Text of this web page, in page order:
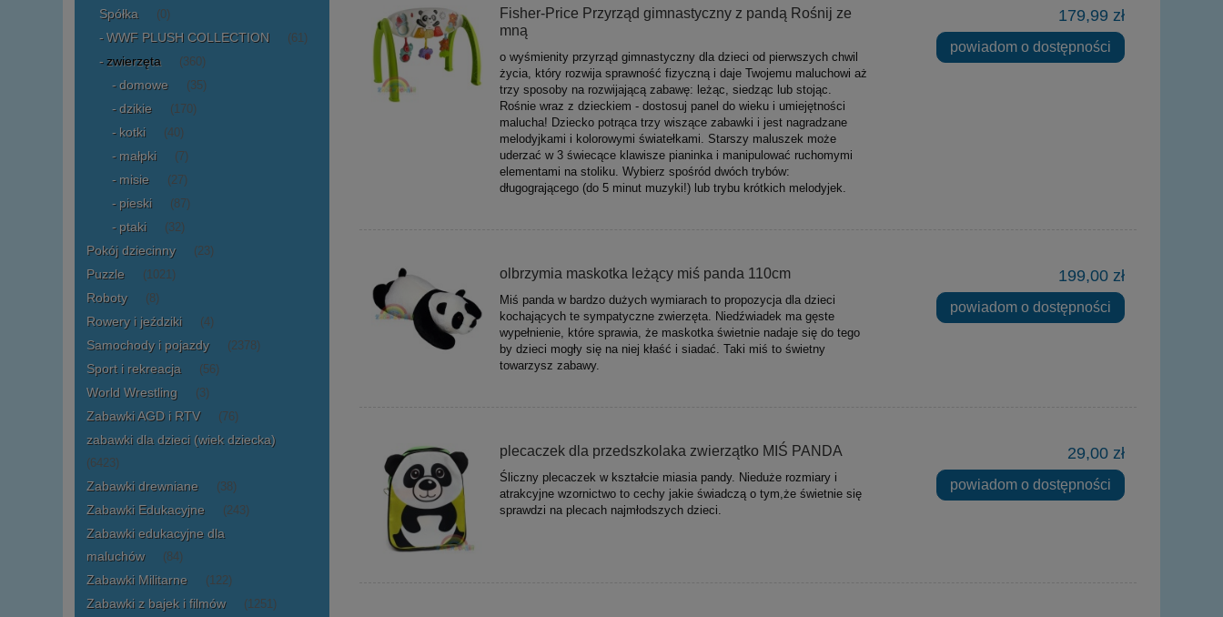
Spółka
(0)
WWF PLUSH COLLECTION (61)
zwierzęta (360)
domowe (35)
dzikie (170)
kotki (40)
małpki (7)
misie (27)
pieski (87)
ptaki (32)
Pokój dziecinny (23)
Puzzle (1021)
Roboty (8)
Rowery i jeździki (4)
Samochody i pojazdy (2378)
Sport i rekreacja (56)
World Wrestling (3)
Zabawki AGD i RTV (76)
zabawki dla dzieci (wiek dziecka)
(6423)
Zabawki drewniane (38)
Zabawki Edukacyjne (243)
Zabawki edukacyjne dla
maluchów
(84)
Zabawki Militarne (122)
Zabawki z bajek i filmów (1251)
Fisher-Price Przyrząd gimnastyczny z pandą Rośnij ze
mną
o wyśmienity przyrząd gimnastyczny dla dzieci od pierwszych chwil
życia, który rozwija sprawność fizyczną i daje Twojemu maluchowi aż
trzy sposoby na rozwijającą zabawę: leżąc, siedząc lub stojąc.
Rośnie wraz z dzieckiem - dostosuj panel do wieku i umiejętności
malucha! Dziecko potrąca trzy wiszące zabawki i jest nagradzane
melodyjkami i kolorowymi światełkami. Starszy maluszek może
uderzać w 3 świecące klawisze pianinka i manipulować ruchomymi
elementami na stoliku. Wybierz spośród dwóch trybów:
długogrającego (do 5 minut muzyki!) lub trybu krótkich melodyjek.
179,99 zł
powiadom o dostępności
olbrzymia maskotka leżący miś panda 110cm
Miś panda w bardzo dużych wymiarach to propozycja dla dzieci
kochających te sympatyczne zwierzęta. Niedźwiadek ma gęste
wypełnienie, które sprawia, że maskotka świetnie nadaje się do tego
by dzieci mogły się na niej kłaść i siadać. Taki miś to świetny
towarzysz zabawy.
199,00 zł
powiadom o dostępności
plecaczek dla przedszkolaka zwierzątko MIŚ PANDA
Śliczny plecaczek w kształcie miasia pandy. Nieduże rozmiary i
atrakcyjne wzornictwo to cechy jakie świadczą o tym,że świetnie się
sprawdzi na plecach najmłodszych dzieci.
29,00 zł
powiadom o dostępności